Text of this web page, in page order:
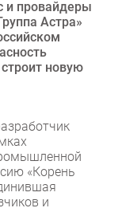
и провайдеры
Астра»
новую
«Корень
и